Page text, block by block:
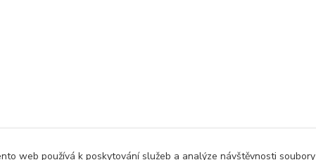
web používá k poskytování služeb a analýze návštěvnosti